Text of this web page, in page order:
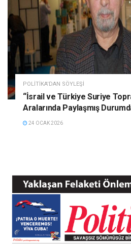
POLITIKA'DAN SÖYLEŞI
“İsrail ve Türkiye Suriye
Aralarında Paylaşmış
24 OCAK 2026